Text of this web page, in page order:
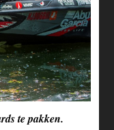
te pakken.